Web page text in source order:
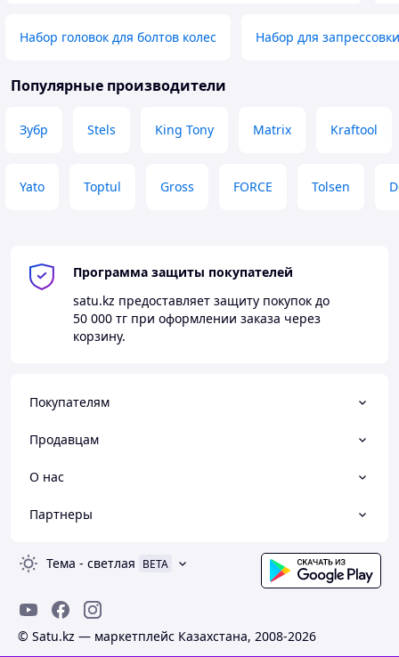
Набор головок для болтов колес Набор для
Популярные производители
Зубр Stels King Tony Matrix Kraftool
Yato Toptul Gross FORCE Tolsen
Программа защиты покупателей
satu.kz предоставляет защиту покупок до
50 000 тг при оформлении заказа через
корзину.
Покупателям
Продавцам
О нас
Партнеры
Тема - светлая BETA
© Satu.kz — маркетплейс Казахстана, 2008-2026